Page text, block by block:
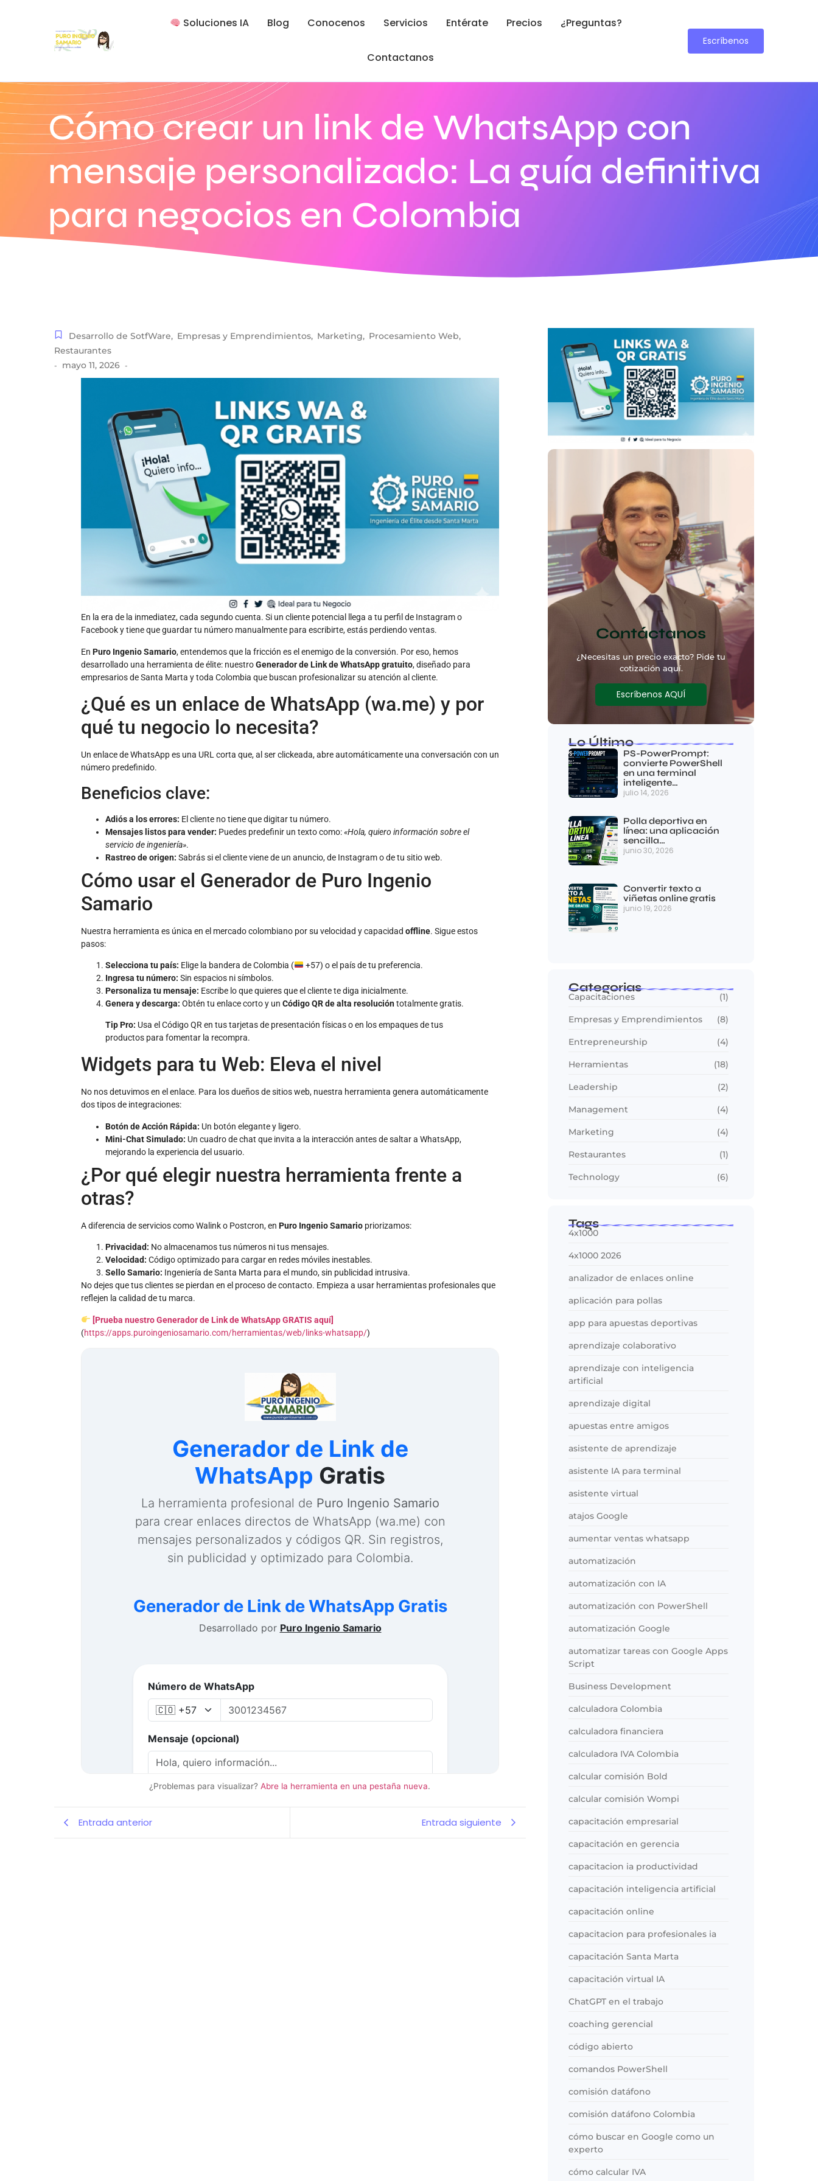
Soluciones IA Blog Conocenos Servicios Entérate Precios ¿Preguntas?
Contactanos
Escríbenos
Cómo crear un link de WhatsApp con
mensaje personalizado: La guía definitiva
para negocios en Colombia
Desarrollo de SotfWare, Empresas y Emprendimientos, Marketing, Procesamiento Web,
Restaurantes
- mayo 11, 2026 -
En la era de la inmediatez, cada segundo cuenta. Si un cliente potencial llega a tu perfil de Instagram o
Facebook y tiene que guardar tu número manualmente para escribirte, estás perdiendo ventas.
En Puro Ingenio Samario, entendemos que la fricción es el enemigo de la conversión. Por eso, hemos
desarrollado una herramienta de élite: nuestroGenerador de Link de WhatsApp gratuito, diseñado para
empresarios de Santa Marta y toda Colombia que buscan profesionalizar su atención al cliente.
¿Qué es un enlace de WhatsApp (wa.me) y por
qué tu negocio lo necesita?
Un enlace de WhatsApp es una URL corta que, al ser clickeada, abre automáticamente una conversación con un
número predefinido.
Beneficios clave:
Adiós a los errores: El cliente no tiene que digitar tu número.
Mensajes listos para vender: Puedes predefinir un texto como:«Hola, quiero información sobre el
servicio de ingeniería».
Rastreo de origen: Sabrás si el cliente viene de un anuncio, de Instagram o de tu sitio web.
Cómo usar el Generador de Puro Ingenio
Samario
Nuestra herramienta es única en el mercado colombiano por su velocidad y capacidad offline. Sigue estos
pasos:
Selecciona tu país: Elige la bandera de Colombia (
+57) o el país de tu preferencia.
Ingresa tu número: Sin espacios ni símbolos.
Personaliza tu mensaje: Escribe lo que quieres que el cliente te diga inicialmente.
Genera y descarga: Obtén tu enlace corto y un Código QR de alta resolucióntotalmente gratis.
Tip Pro: Usa el Código QR en tus tarjetas de presentación físicas o en los empaques de tus
productos para fomentar la recompra.
Widgets para tu Web: Eleva el nivel
No nos detuvimos en el enlace. Para los dueños de sitios web, nuestra herramienta genera automáticamente
dos tipos de integraciones:
Botón de Acción Rápida: Un botón elegante y ligero.
Mini-Chat Simulado: Un cuadro de chat que invita a la interacción antes de saltar a WhatsApp,
mejorando la experiencia del usuario.
¿Por qué elegir nuestra herramienta frente a
otras?
A diferencia de servicios como Walink o Postcron, en Puro Ingenio Samariopriorizamos:
Privacidad: No almacenamos tus números ni tus mensajes.
Velocidad: Código optimizado para cargar en redes móviles inestables.
Sello Samario: Ingeniería de Santa Marta para el mundo, sin publicidad intrusiva.
No dejes que tus clientes se pierdan en el proceso de contacto. Empieza a usar herramientas profesionales que
reflejen la calidad de tu marca.
[Prueba nuestro Generador de Link de WhatsApp GRATIS aquí]
(https://apps.puroingeniosamario.com/herramientas/web/links-whatsapp/)
¿Problemas para visualizar?Abre la herramienta en una pestaña nueva.
Entrada anterior Entrada siguiente
Contáctanos
¿Necesitas un precio exacto? Pide tu
cotización aquí.
Escríbenos AQUÍ
Lo Último
PS-PowerPrompt:
convierte PowerShell
en una terminal
inteligente…
julio 14, 2026
Polla deportiva en
línea: una aplicación
sencilla…
junio 30, 2026
Convertir texto a
viñetas online gratis
junio 19, 2026
Categorias
Capacitaciones (1)
Empresas y Emprendimientos (8)
Entrepreneurship (4)
Herramientas (18)
Leadership (2)
Management (4)
Marketing (4)
Restaurantes (1)
Technology (6)
Tags
4x1000
4x1000 2026
analizador de enlaces online
aplicación para pollas
app para apuestas deportivas
aprendizaje colaborativo
aprendizaje con inteligencia
artificial
aprendizaje digital
apuestas entre amigos
asistente de aprendizaje
asistente IA para terminal
asistente virtual
atajos Google
aumentar ventas whatsapp
automatización
automatización con IA
automatización con PowerShell
automatización Google
automatizar tareas con Google Apps
Script
Business Development
calculadora Colombia
calculadora financiera
calculadora IVA Colombia
calcular comisión Bold
calcular comisión Wompi
capacitación empresarial
capacitación en gerencia
capacitacion ia productividad
capacitación inteligencia artificial
capacitación online
capacitacion para profesionales ia
capacitación Santa Marta
capacitación virtual IA
ChatGPT en el trabajo
coaching gerencial
código abierto
comandos PowerShell
comisión datáfono
comisión datáfono Colombia
cómo buscar en Google como un
experto
cómo calcular IVA